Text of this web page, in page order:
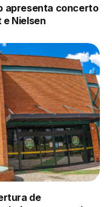
apresenta concerto
Nielsen
de